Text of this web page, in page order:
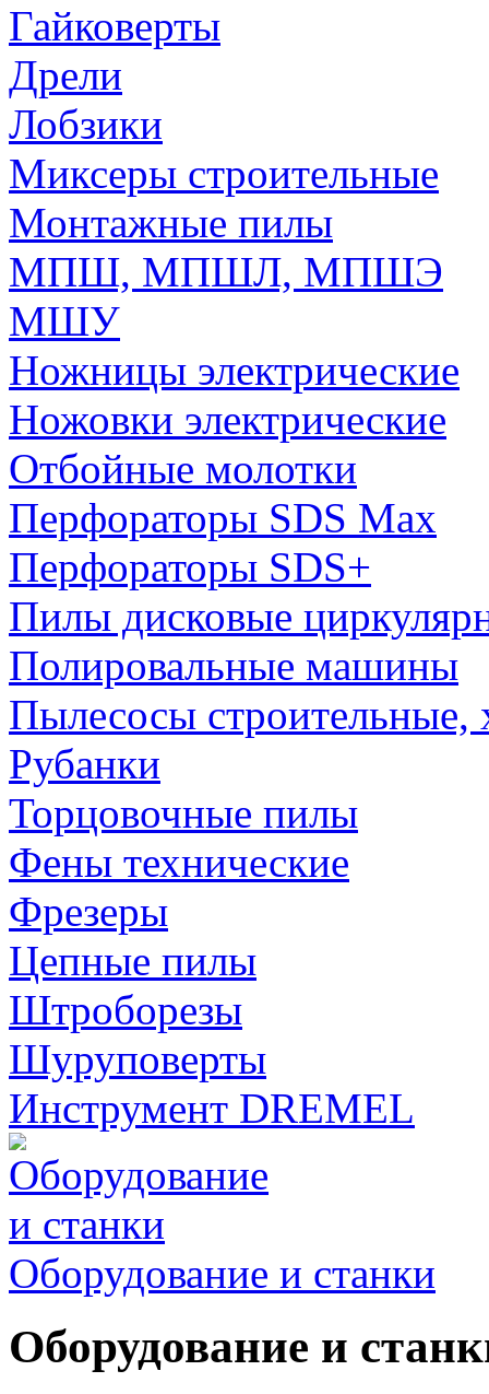
Гайковерты
Дрели
Лобзики
Миксеры строительные
Монтажные пилы
МПШ, МПШЛ, МПШЭ
МШУ
Ножницы электрические
Ножовки электрические
Отбойные молотки
Перфораторы SDS Max
Перфораторы SDS+
Пилы дисковые
Полировальные машины
Пылесосы строительные,
Рубанки
Торцовочные пилы
Фены технические
Фрезеры
Цепные пилы
Штроборезы
Шуруповерты
Инструмент DREMEL
Оборудование и станки
Оборудование и